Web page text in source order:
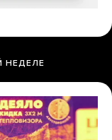
НЕДЕЛЕ